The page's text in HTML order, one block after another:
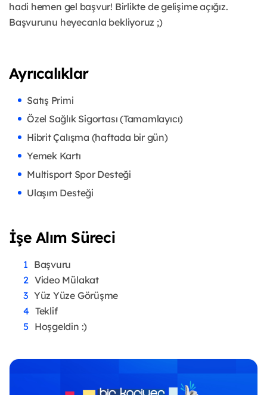
hadi hemen gel başvur! Birlikte de gelişime açığız.
Başvurunu heyecanla bekliyoruz ;)
Ayrıcalıklar
Satış Primi
Özel Sağlık Sigortası (Tamamlayıcı)
Hibrit Çalışma (haftada bir gün)
Yemek Kartı
Multisport Spor Desteği
Ulaşım Desteği
İşe Alım Süreci
Başvuru
Video Mülakat
Yüz Yüze Görüşme
Teklif
Hoşgeldin :)